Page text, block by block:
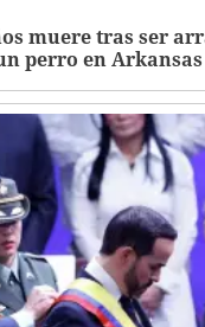
muere tras ser
perro en Arkansas